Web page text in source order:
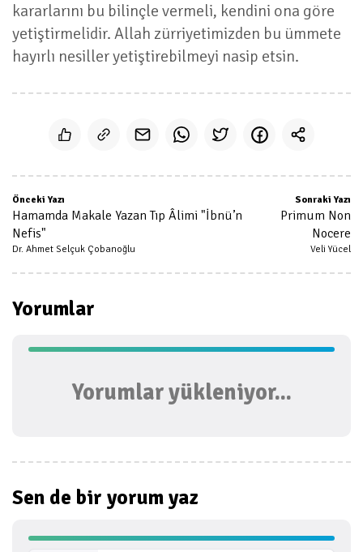
kararlarını bu bilinçle vermeli, kendini ona göre
yetiştirmelidir. Allah zürriyetimizden bu ümmete
hayırlı nesiller yetiştirebilmeyi nasip etsin.
Önceki Yazı
Hamamda Makale Yazan Tıp Âlimi "İbnü’n
Nefis"
Dr. Ahmet Selçuk Çobanoğlu
Sonraki Yazı
Primum Non
Nocere
Veli Yücel
Yorumlar
Yorumlar yükleniyor...
Sen de bir yorum yaz